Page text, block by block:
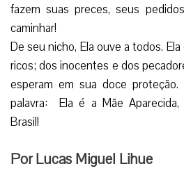
fazem suas preces, seus
caminhar!
De seu nicho, Ela ouve a todos.
ricos; dos inocentes e dos
esperam em sua doce
palavra: Ela é a Mãe
Brasil!
Por Lucas Miguel Lihue